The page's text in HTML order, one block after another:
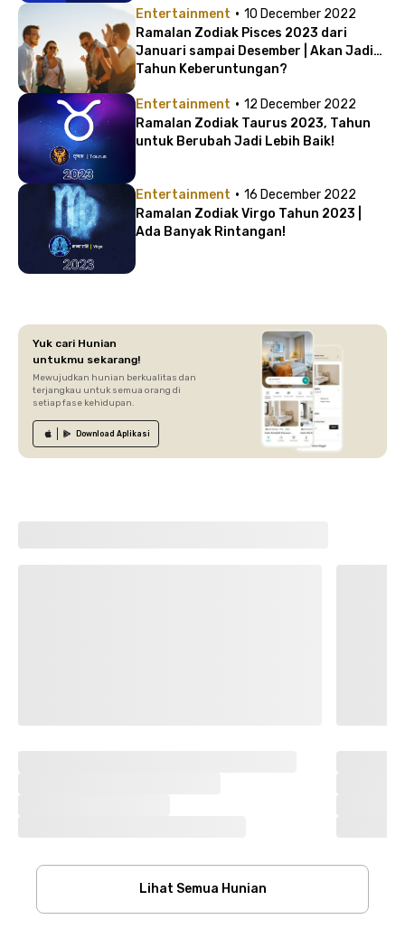
Entertainment · 10 December 2022
Ramalan Zodiak Pisces 2023 dari
Januari sampai Desember | Akan Jadi
Tahun Keberuntungan?
Entertainment · 12 December 2022
Ramalan Zodiak Taurus 2023, Tahun
untuk Berubah Jadi Lebih Baik!
Entertainment · 16 December 2022
Ramalan Zodiak Virgo Tahun 2023 |
Ada Banyak Rintangan!
Yuk cari Hunian
untukmu sekarang!
Mewujudkan hunian berkualitas dan
terjangkau untuk semua orang di
setiap fase kehidupan.
Download Aplikasi
Lihat Semua Hunian